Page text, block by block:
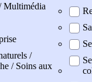
Multimédia
/
/ Soins aux